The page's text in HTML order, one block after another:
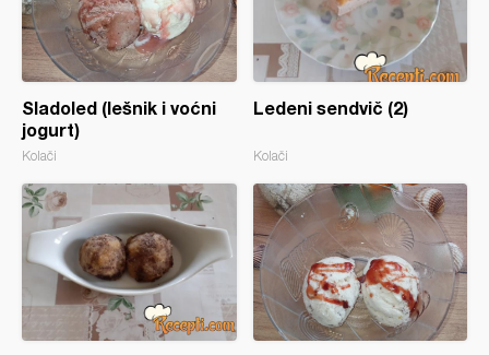
Sladoled (lešnik i voćni
jogurt)
Kolači
Ledeni sendvič (2)
Kolači